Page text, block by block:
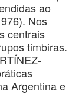
ao
Nos
centrais
timbiras.
Argentina e